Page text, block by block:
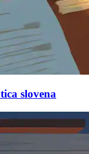
slovena